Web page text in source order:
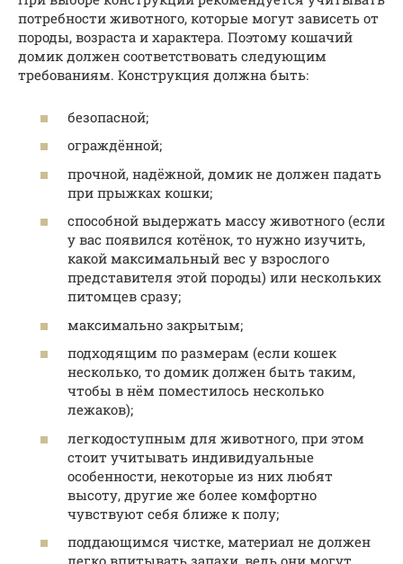
потребности животного, которые могут зависеть от
породы, возраста и характера. Поэтому кошачий
домик должен соответствовать следующим
требованиям. Конструкция должна быть:
безопасной;
ограждённой;
прочной, надёжной, домик не должен падать
при прыжках кошки;
способной выдержать массу животного (если
у вас появился котёнок, то нужно изучить,
какой максимальный вес у взрослого
представителя этой породы) или нескольких
питомцев сразу;
максимально закрытым;
подходящим по размерам (если кошек
несколько, то домик должен быть таким,
чтобы в нём поместилось несколько
лежаков);
легкодоступным для животного, при этом
стоит учитывать индивидуальные
особенности, некоторые из них любят
высоту, другие же более комфортно
чувствуют себя ближе к полу;
поддающимся чистке, материал не должен